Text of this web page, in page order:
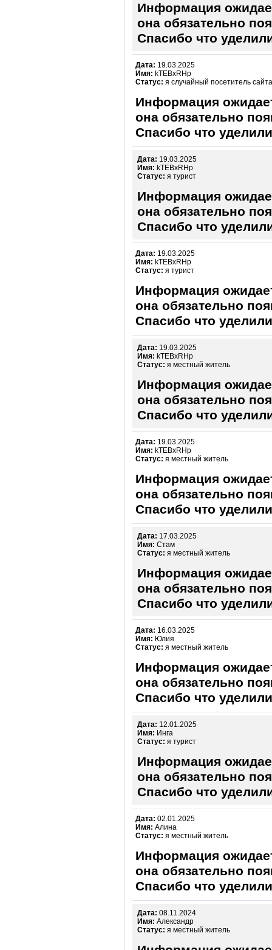
Информация
она обязательно
Спасибо что
Дата: 19.03.2025
Имя: kTEBxRHp
Статус: я случайный посетитель сайта
Информация
она обязательно
Спасибо что
Дата: 19.03.2025
Имя: kTEBxRHp
Статус: я турист
Информация
она обязательно
Спасибо что
Дата: 19.03.2025
Имя: kTEBxRHp
Статус: я турист
Информация
она обязательно
Спасибо что
Дата: 19.03.2025
Имя: kTEBxRHp
Статус: я местный житель
Информация
она обязательно
Спасибо что
Дата: 19.03.2025
Имя: kTEBxRHp
Статус: я местный житель
Информация
она обязательно
Спасибо что
Дата: 17.03.2025
Имя: Стам
Статус: я местный житель
Информация
она обязательно
Спасибо что
Дата: 16.03.2025
Имя: Юлия
Статус: я местный житель
Информация
она обязательно
Спасибо что
Дата: 12.01.2025
Имя: Инга
Статус: я турист
Информация
она обязательно
Спасибо что
Дата: 02.01.2025
Имя: Алина
Статус: я местный житель
Информация
она обязательно
Спасибо что
Дата: 08.11.2024
Имя: Александр
Статус: я местный житель